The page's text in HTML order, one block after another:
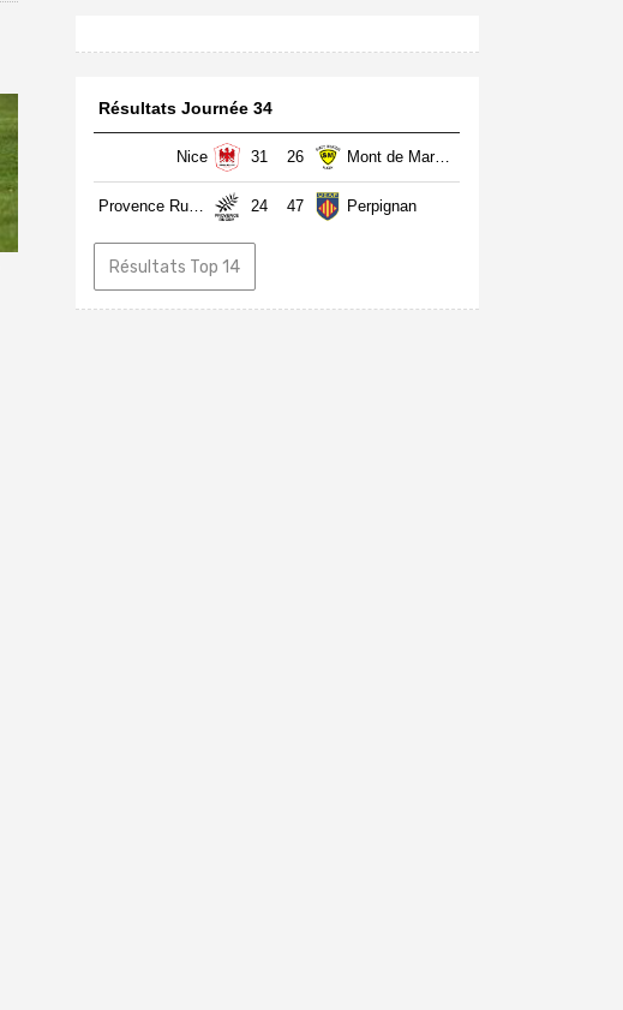
Résultats Journée 34
Nice 31 26 Mont de Marsan
24 47 Perpignan
Résultats Top 14